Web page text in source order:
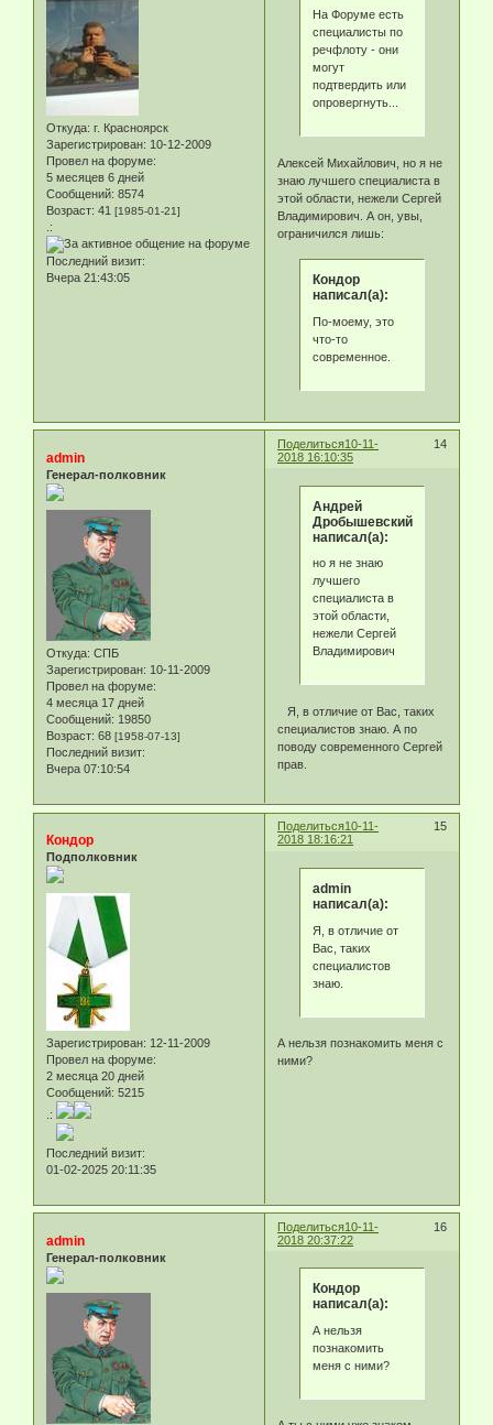
Откуда: г. Красноярск
Зарегистрирован: 10-12-2009
Провел на форуме:
5 месяцев 6 дней
Сообщений: 8574
Возраст: 41 [1985-01-21]
.:
Последний визит:
Вчера 21:43:05
На Форуме есть
специалисты по
речфлоту - они
могут
подтвердить или
опровергнуть...
Алексей Михайлович, но я не
знаю лучшего специалиста в
этой области, нежели Сергей
Владимирович. А он, увы,
ограничился лишь:
Кондор
написал(а):
По-моему, это
что-то
современное.
Поделиться 14
10-11-
2018 16:10:35
admin
Генерал-полковник
Откуда: СПБ
Зарегистрирован: 10-11-2009
Провел на форуме:
4 месяца 17 дней
Сообщений: 19850
Возраст: 68 [1958-07-13]
Последний визит:
Вчера 07:10:54
Андрей
Дробышевский
написал(а):
но я не знаю
лучшего
специалиста в
этой области,
нежели Сергей
Владимирович
Я, в отличие от Вас, таких
специалистов знаю. А по
поводу современного Сергей
прав.
Поделиться 15
10-11-
2018 18:16:21
Кондор
Подполковник
Зарегистрирован: 12-11-2009
Провел на форуме:
2 месяца 20 дней
Сообщений: 5215
.:
Последний визит:
01-02-2025 20:11:35
admin
написал(а):
Я, в отличие от
Вас, таких
специалистов
знаю.
А нельзя познакомить меня c
ними?
Поделиться 16
10-11-
2018 20:37:22
admin
Генерал-полковник
Кондор
написал(а):
А нельзя
познакомить
меня c ними?